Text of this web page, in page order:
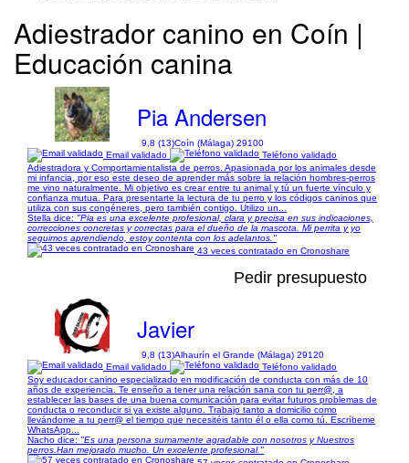
Adiestrador canino en Coín |
Educación canina
Pia Andersen
9,8 (13)Coín (Málaga) 29100
Email validado
Teléfono validado
Adiestradora y Comportamientalista de perros. Apasionada por los animales desde
mi infancia, por eso este deseo de aprender más sobre la relación hombres-perros
me vino naturalmente. Mi objetivo es crear entre tu animal y tú un fuerte vínculo y
confianza mutua. Para presentarte la lectura de tu perro y los códigos caninos que
utiliza con sus congéneres, pero también contigo. Utilizo un...
Stella dice: "Pia es una excelente profesional, clara y precisa en sus indicaciones,
correcciones concretas y correctas para el dueño de la mascota. Mi perrita y yo
seguimos aprendiendo, estoy contenta con los adelantos."
43 veces contratado en Cronoshare
Pedir presupuesto
Javier
9,8 (13)Alhaurín el Grande (Málaga) 29120
Email validado
Teléfono validado
Soy educador canino especializado en modificación de conducta con más de 10
años de experiencia. Te enseño a tener una relación sana con tu perr@, a
establecer las bases de una buena comunicación para evitar futuros problemas de
conducta o reconducir si ya existe alguno. Trabajo tanto a domicilio como
llevándome a tu perr@ el tiempo que necesitéis tanto él o ella como tú. Escríbeme
WhatsApp...
Nacho dice: "Es una persona sumamente agradable con nosotros y Nuestros
perros.Han mejorado mucho. Un excelente profesional."